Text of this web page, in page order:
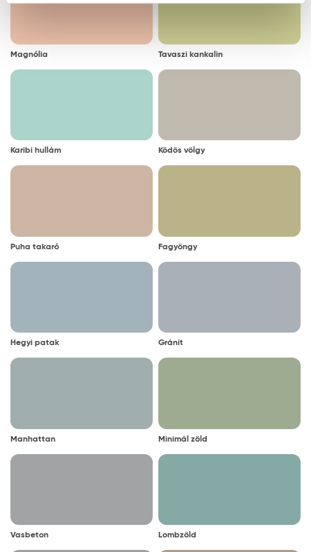
Magnólia Tavaszi kankalin
Karibi hullám Ködös völgy
Puha takaró Fagyöngy
Hegyi patak Gránit
Manhattan Minimál zöld
Vasbeton Lombzöld